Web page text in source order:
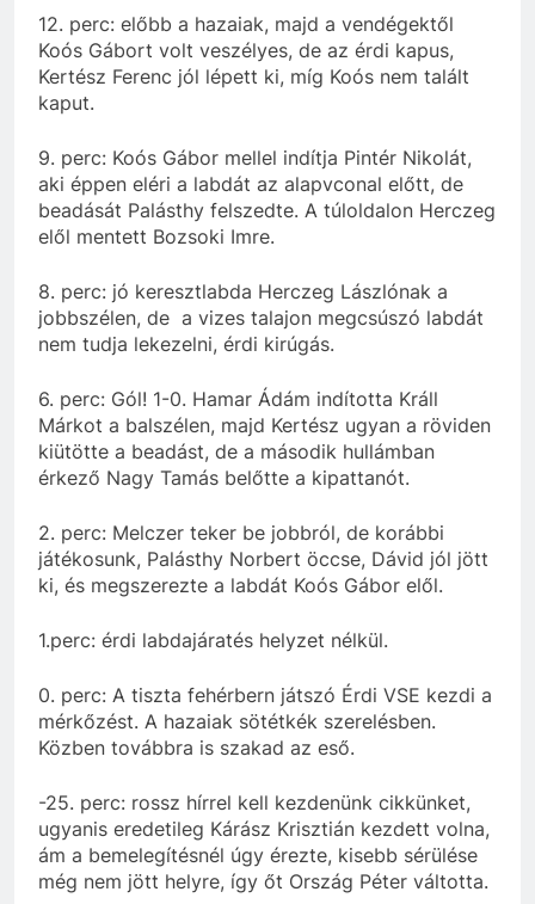
12. perc: előbb a hazaiak, majd a vendégektől
Koós Gábort volt veszélyes, de az érdi kapus,
Kertész Ferenc jól lépett ki, míg Koós nem talált
kaput.
9. perc: Koós Gábor mellel indítja Pintér Nikolát,
aki éppen eléri a labdát az alapvconal előtt, de
beadását Palásthy felszedte. A túloldalon Herczeg
elől mentett Bozsoki Imre.
8. perc: jó keresztlabda Herczeg Lászlónak a
jobbszélen, de a vizes talajon megcsúszó labdát
nem tudja lekezelni, érdi kirúgás.
6. perc: Gól! 1-0. Hamar Ádám indította Králl
Márkot a balszélen, majd Kertész ugyan a röviden
kiütötte a beadást, de a második hullámban
érkező Nagy Tamás belőtte a kipattanót.
2. perc: Melczer teker be jobbról, de korábbi
játékosunk, Palásthy Norbert öccse, Dávid jól jött
ki, és megszerezte a labdát Koós Gábor elől.
1.perc: érdi labdajáratés helyzet nélkül.
0. perc: A tiszta fehérbern játszó Érdi VSE kezdi a
mérkőzést. A hazaiak sötétkék szerelésben.
Közben továbbra is szakad az eső.
-25. perc: rossz hírrel kell kezdenünk cikkünket,
ugyanis eredetileg Kárász Krisztián kezdett volna,
ám a bemelegítésnél úgy érezte, kisebb sérülése
még nem jött helyre, így őt Ország Péter váltotta.